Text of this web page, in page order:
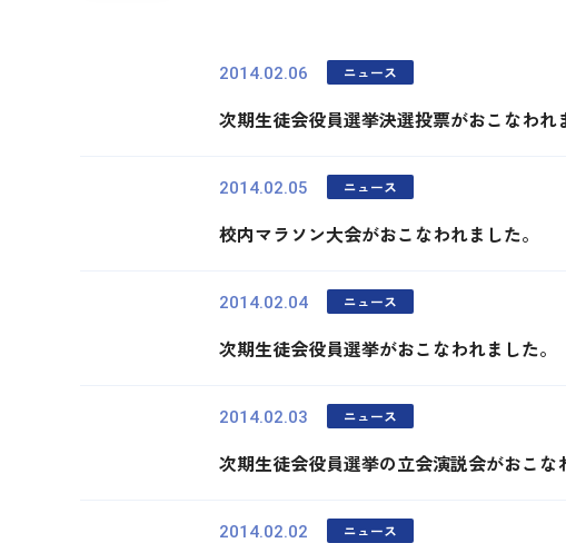
2014.02.06 ニュース
次期生徒会役員選挙決選投票がおこなわれ
2014.02.05 ニュース
校内マラソン大会がおこなわれました。
2014.02.04 ニュース
次期生徒会役員選挙がおこなわれました。
2014.02.03 ニュース
次期生徒会役員選挙の立会演説会がおこな
2014.02.02 ニュース